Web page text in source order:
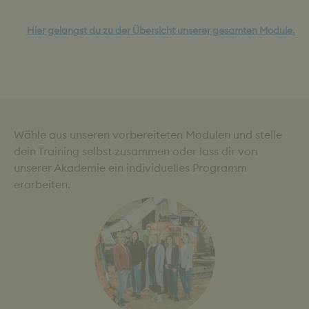
Hier gelangst du zu der Übersicht unserer gesamten Module.
Wähle aus unseren vorbereiteten Modulen und stelle
dein Training selbst zusammen oder lass dir von
unserer Akademie ein individuelles Programm
erarbeiten.